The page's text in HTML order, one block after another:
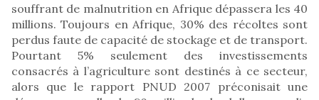
souffrant de malnutrition en Afrique dépassera les 40
millions. Toujours en Afrique, 30% des récoltes sont
perdus faute de capacité de stockage et de transport.
Pourtant 5% seulement des investissements
consacrés à l’agriculture sont destinés à ce secteur,
alors que le rapport PNUD 2007 préconisait une